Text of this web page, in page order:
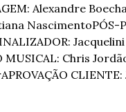
Alexandre
NascimentoPÓS-
Jacquelini
MUSICAL: Chris
APROVAÇÃO